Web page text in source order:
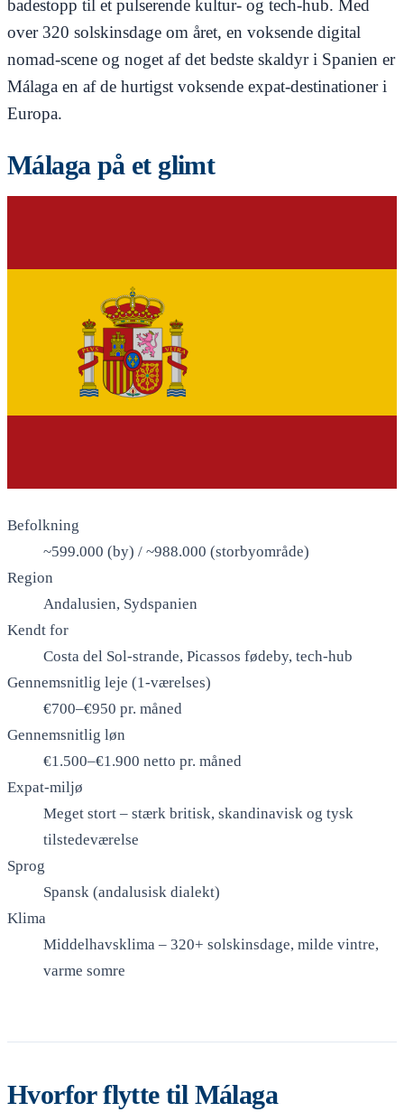
badestopp til et pulserende kultur- og tech-hub. Med
over 320 solskinsdage om året, en voksende digital
nomad-scene og noget af det bedste skaldyr i Spanien er
Málaga en af de hurtigst voksende expat-destinationer i
Europa.
Málaga på et glimt
Befolkning
~599.000 (by) / ~988.000 (storbyområde)
Region
Andalusien, Sydspanien
Kendt for
Costa del Sol-strande, Picassos fødeby, tech-hub
Gennemsnitlig leje (1-værelses)
€700–€950 pr. måned
Gennemsnitlig løn
€1.500–€1.900 netto pr. måned
Expat-miljø
Meget stort – stærk britisk, skandinavisk og tysk
tilstedeværelse
Sprog
Spansk (andalusisk dialekt)
Klima
Middelhavsklima – 320+ solskinsdage, milde vintre,
varme somre
Hvorfor flytte til Málaga